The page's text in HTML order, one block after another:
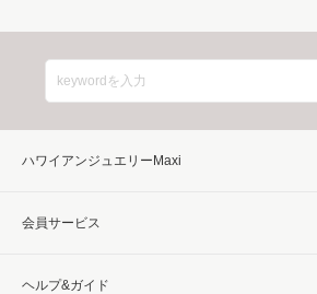
ハワイアンジュエリーMaxi
会員サービス
ヘルプ&ガイド